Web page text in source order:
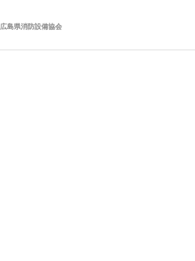
広島県消防設備協会